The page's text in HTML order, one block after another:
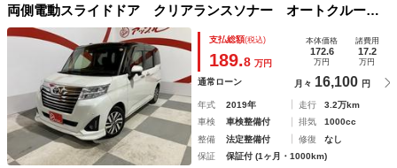
両側電動スライドドア クリアランスソナー オートクルーズ
コントロール 衝突被害軽減システム アルミホイール オー
トマチックハイビーム ＬＥＤヘッドランプ スマートキー
支払総額(税込)
189.8 万円
本体価格
172.6
万円
諸費用
17.2
万円
通常ローン 月々 16,100 円
年式 2019年 走行
3.2万km
車検
車検整備付 排気
1000cc
整備
法定整備付 修復
なし
保証
保証付 (1ヶ月・1000km)